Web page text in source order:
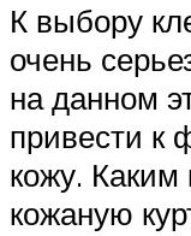
К выбору
очень
на данном
привести к
кожу. Каким
кожаную